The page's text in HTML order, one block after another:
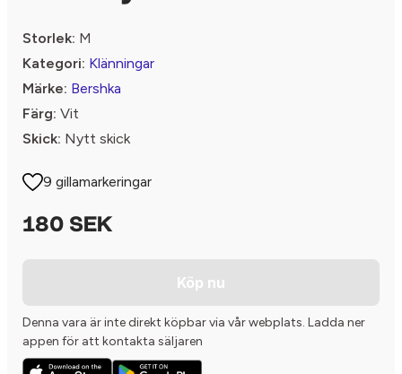
Storlek: M
Kategori: Klänningar
Märke: Bershka
Färg: Vit
Skick: Nytt skick
9 gillamarkeringar
180 SEK
Köp nu
Denna vara är inte direkt köpbar via vår webplats. Ladda ner
appen för att kontakta säljaren